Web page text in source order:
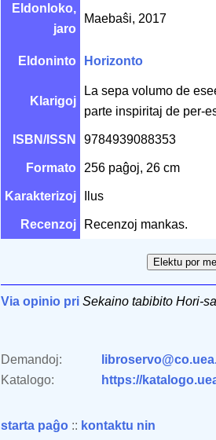
Eldonloko,
jaro
Maebaŝi, 2017
Eldoninto Horizonto
Klarigoj
La sepa volumo de
parte inspiritaj de per-
ISBN/ISSN 9784939088353
Formato 256 paĝoj, 26 cm
Karakterizoj Ilus
Recenzoj Recenzoj mankas.
Via opinio pri Sekaino tabibito Hori-
Demandoj:
Katalogo:
https://
starta paĝo :: kontaktu nin